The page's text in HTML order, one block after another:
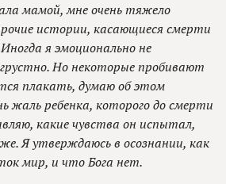
мамой, мне очень тяжело
истории, касающиеся смерти
я эмоционально не
Но некоторые пробивают
плакать, думаю об этом
жаль ребенка, которого до смерти
какие чувства он испытал,
Я утверждаюсь в осознании, как
мир, и что Бога нет.